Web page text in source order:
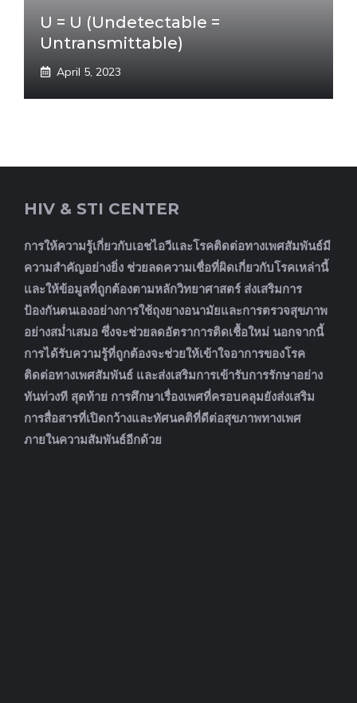
U = U (Undetectable =
Untransmittable)
April 5, 2023
HIV & STI CENTER
การให้ความรู้เกี่ยวกับเอชไอวีและโรคติดต่อทางเพศสัมพันธ์มี
ความสำคัญอย่างยิ่ง ช่วยลดความเชื่อที่ผิดเกี่ยวกับโรคเหล่านี้
และให้ข้อมูลที่ถูกต้องตามหลักวิทยาศาสตร์ ส่งเสริมการ
ป้องกันตนเองอย่างการใช้ถุงยางอนามัยและการตรวจสุขภาพ
อย่างสม่ำเสมอ ซึ่งจะช่วยลดอัตราการติดเชื้อใหม่ นอกจากนี้
การได้รับความรู้ที่ถูกต้องจะช่วยให้เข้าใจอาการของโรค
ติดต่อทางเพศสัมพันธ์ และส่งเสริมการเข้ารับการรักษาอย่าง
ทันท่วงที สุดท้าย การศึกษาเรื่องเพศที่ครอบคลุมยังส่งเสริม
การสื่อสารที่เปิดกว้างและทัศนคติที่ดีต่อสุขภาพทางเพศ
ภายในความสัมพันธ์อีกด้วย